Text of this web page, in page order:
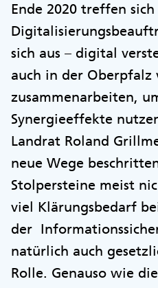
Ende 2020 treffen
sich aus – digital
auch in der Oberpfalz
zusammenarbeiten,
Synergieeffekte
Landrat Roland
neue Wege
Stolpersteine meist
viel Klärungsbedarf
der
natürlich auch
Rolle. Genauso wie die